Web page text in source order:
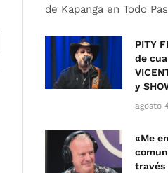
de Kapanga en Todo
PITY
de
y
agosto
«Me
través